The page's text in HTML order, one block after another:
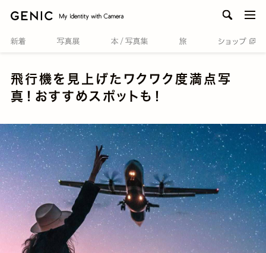
飛行機を見上げたワクワク度満点写
真！おすすめスポットも！